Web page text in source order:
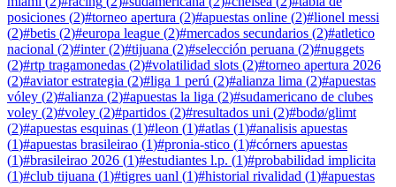
posiciones (2)#torneo apertura (2)#apuestas online (2)#lionel messi
(2)#betis (2)#europa league (2)#mercados secundarios (2)#atletico
nacional (2)#inter(2)#tijuana (2)#selección peruana (2)#nuggets
(2)#rtp tragamonedas (2)#volatilidad slots (2)#torneo apertura 2026
(2)#aviator estrategia (2)#liga 1 perú (2)#alianza lima (2)#apuestas
vóley (2)#alianza (2)#apuestas la liga (2)#sudamericano de clubes
voley (2)#voley (2)#partidos (2)#resultados uni (2)#bodø/glimt
(2)#apuestas esquinas (1)#leon (1)#atlas (1)#analisis apuestas
(1)#apuestas brasileirao (1)#pronia-stico (1)#córners apuestas
(1)#brasileirao 2026 (1)#estudiantes l.p. (1)#probabilidad implicita
(1)#club tijuana (1)#tigres uanl (1)#historial rivalidad (1)#apuestas